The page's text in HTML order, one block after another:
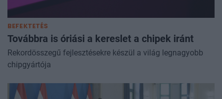
BEFEKTETÉS
Továbbra is óriási a kereslet a chipek iránt
Rekordösszegű fejlesztésekre készül a világ legnagyobb
chipgyártója